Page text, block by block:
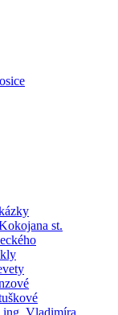
st.
Vladimíra